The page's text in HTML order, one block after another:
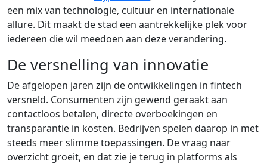
een mix van technologie, cultuur en internationale
allure. Dit maakt de stad een aantrekkelijke plek voor
iedereen die wil meedoen aan deze verandering.
De versnelling van innovatie
De afgelopen jaren zijn de ontwikkelingen in fintech
versneld. Consumenten zijn gewend geraakt aan
contactloos betalen, directe overboekingen en
transparantie in kosten. Bedrijven spelen daarop in met
steeds meer slimme toepassingen. De vraag naar
overzicht groeit, en dat zie je terug in platforms als